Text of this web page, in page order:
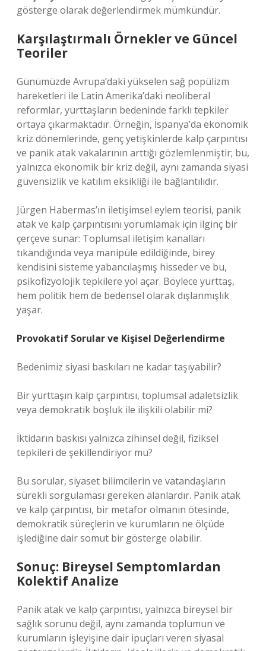
gösterge olarak değerlendirmek mümkündür.
Karşılaştırmalı Örnekler ve Güncel
Teoriler
Günümüzde Avrupa’daki yükselen sağ popülizm
hareketleri ile Latin Amerika’daki neoliberal
reformlar, yurttaşların bedeninde farklı tepkiler
ortaya çıkarmaktadır. Örneğin, İspanya’da ekonomik
kriz dönemlerinde, genç yetişkinlerde kalp çarpıntısı
ve panik atak vakalarının arttığı gözlemlenmiştir; bu,
yalnızca ekonomik bir kriz değil, aynı zamanda siyasi
güvensizlik ve katılım eksikliği ile bağlantılıdır.
Jürgen Habermas’ın iletişimsel eylem teorisi, panik
atak ve kalp çarpıntısını yorumlamak için ilginç bir
çerçeve sunar: Toplumsal iletişim kanalları
tıkandığında veya manipüle edildiğinde, birey
kendisini sisteme yabancılaşmış hisseder ve bu,
psikofizyolojik tepkilere yol açar. Böylece yurttaş,
hem politik hem de bedensel olarak dışlanmışlık
yaşar.
Provokatif Sorular ve Kişisel Değerlendirme
Bedenimiz siyasi baskıları ne kadar taşıyabilir?
Bir yurttaşın kalp çarpıntısı, toplumsal adaletsizlik
veya demokratik boşluk ile ilişkili olabilir mi?
İktidarın baskısı yalnızca zihinsel değil, fiziksel
tepkileri de şekillendiriyor mu?
Bu sorular, siyaset bilimcilerin ve vatandaşların
sürekli sorgulaması gereken alanlardır. Panik atak
ve kalp çarpıntısı, bir metafor olmanın ötesinde,
demokratik süreçlerin ve kurumların ne ölçüde
işlediğine dair somut bir gösterge olabilir.
Sonuç: Bireysel Semptomlardan
Kolektif Analize
Panik atak ve kalp çarpıntısı, yalnızca bireysel bir
sağlık sorunu değil, aynı zamanda toplumun ve
kurumların işleyişine dair ipuçları veren siyasal